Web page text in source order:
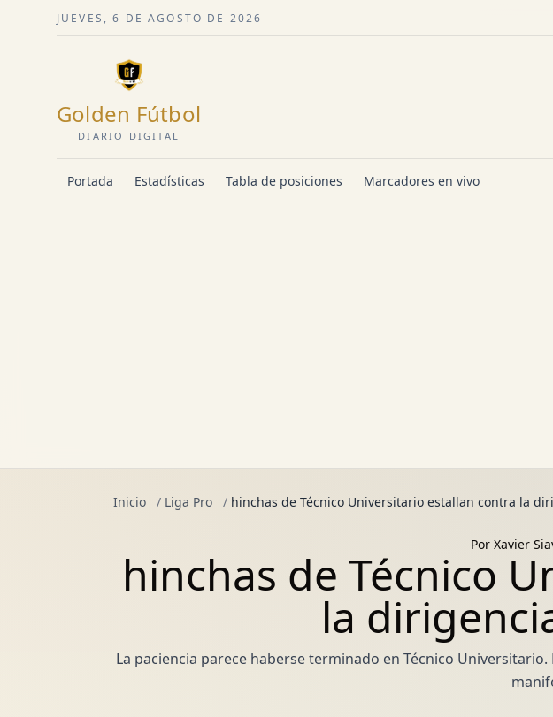
JUEVES, 6 DE AGOSTO DE 2026
Golden Fútbol
DIARIO DIGITAL
Portada Estadísticas Tabla de posiciones Marcadores en vivo
Inicio / Liga Pro / hinchas de Técnico Universitario estallan contra la
Por Xavier
hinchas de Técnico
la
La paciencia parece haberse terminado en Técnico